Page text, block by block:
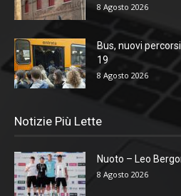
8 Agosto 2026
Bus, nuovi
19
8 Agosto 2026
Notizie Più Lette
Nuoto – Leo
8 Agosto 2026